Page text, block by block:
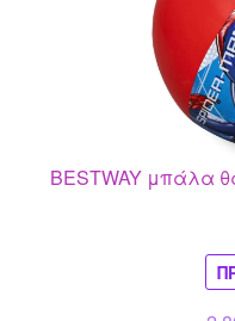
BESTWAY μπάλα